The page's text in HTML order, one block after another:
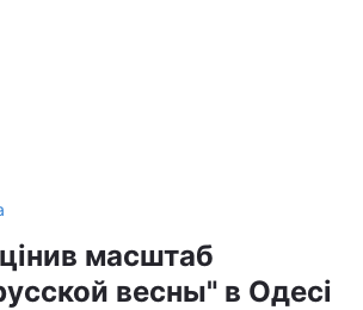
масштаб
весны" в Одесі